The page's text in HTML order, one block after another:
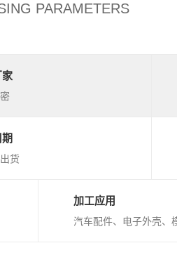
PARAMETERS
家
货
加工应用
汽车配件、电子外壳、